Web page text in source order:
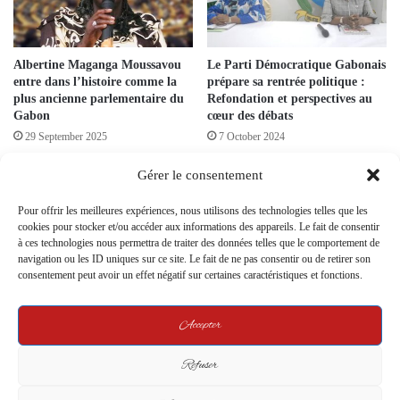
Gérer le consentement
Pour offrir les meilleures expériences, nous utilisons des technologies telles que les
cookies pour stocker et/ou accéder aux informations des appareils. Le fait de consentir
à ces technologies nous permettra de traiter des données telles que le comportement de
navigation ou les ID uniques sur ce site. Le fait de ne pas consentir ou de retirer son
consentement peut avoir un effet négatif sur certaines caractéristiques et fonctions.
Accepter
Refuser
Albertine Maganga Moussavou
entre dans l’histoire comme la
plus ancienne parlementaire du
Gabon
29 September 2025
Le Parti Démocratique Gabonais
prépare sa rentrée politique :
Refondation et perspectives au
cœur des débats
7 October 2024
Le Parti Démocratique Gabonais
Guy Nzouba Ndama : entre
ambiguïté stratégique face à
l’UDB
16 July 2025